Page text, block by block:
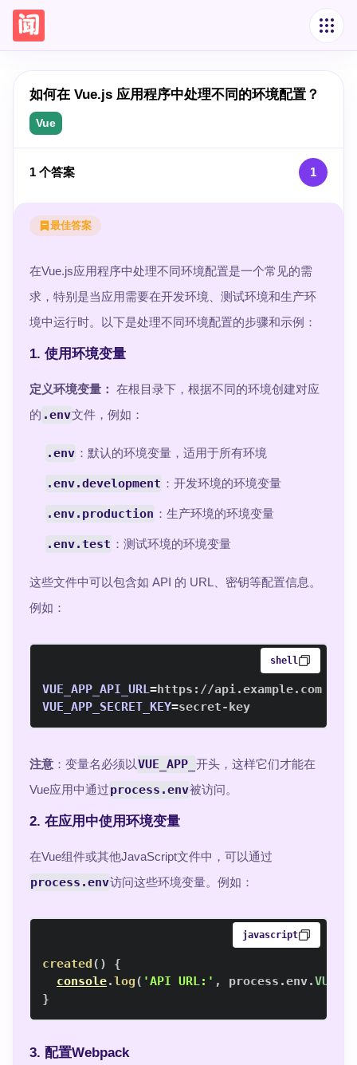
如何在 Vue.js 应用程序中处理不同的环境配置？
Vue
1 个答案 1
最佳答案
在Vue.js应用程序中处理不同环境配置是一个常见的需
求，特别是当应用需要在开发环境、测试环境和生产环
境中运行时。以下是处理不同环境配置的步骤和示例：
1. 使用环境变量
定义环境变量： 在根目录下，根据不同的环境创建对应
的 .env文件，例如：
.env ：默认的环境变量，适用于所有环境
.env.development ：开发环境的环境变量
.env.production ：生产环境的环境变量
.env.test ：测试环境的环境变量
这些文件中可以包含如 API 的 URL、密钥等配置信息。
例如：
shell
VUE_APP_API_URL=
VUE_APP_SECRET_KEY=secret-key
注意 ：变量名必须以VUE_APP_ 开头，这样它们才能在
Vue应用中通过process.env被访问。
2. 在应用中使用环境变量
在Vue组件或其他JavaScript文件中，可以通过
process.env访问这些环境变量。例如：
javascript
created( )
{
console.log( 'API URL:' , process .env.
}
3. 配置Webpack